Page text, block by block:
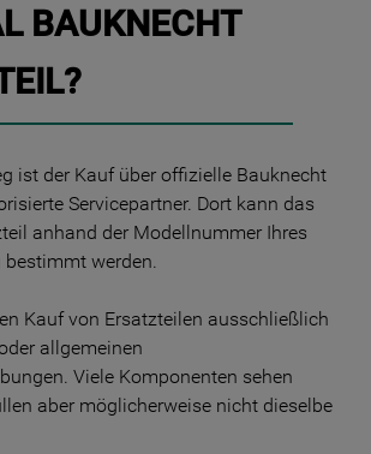
BAUKNECHT
ist der Kauf über offizielle Bauknecht
Servicepartner. Dort kann das
anhand der Modellnummer Ihres
werden.
Kauf von Ersatzteilen ausschließlich
allgemeinen
Viele Komponenten sehen
aber möglicherweise nicht dieselbe